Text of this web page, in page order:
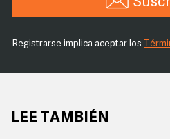
Registrarse implica aceptar los
LEE TAMBIÉN